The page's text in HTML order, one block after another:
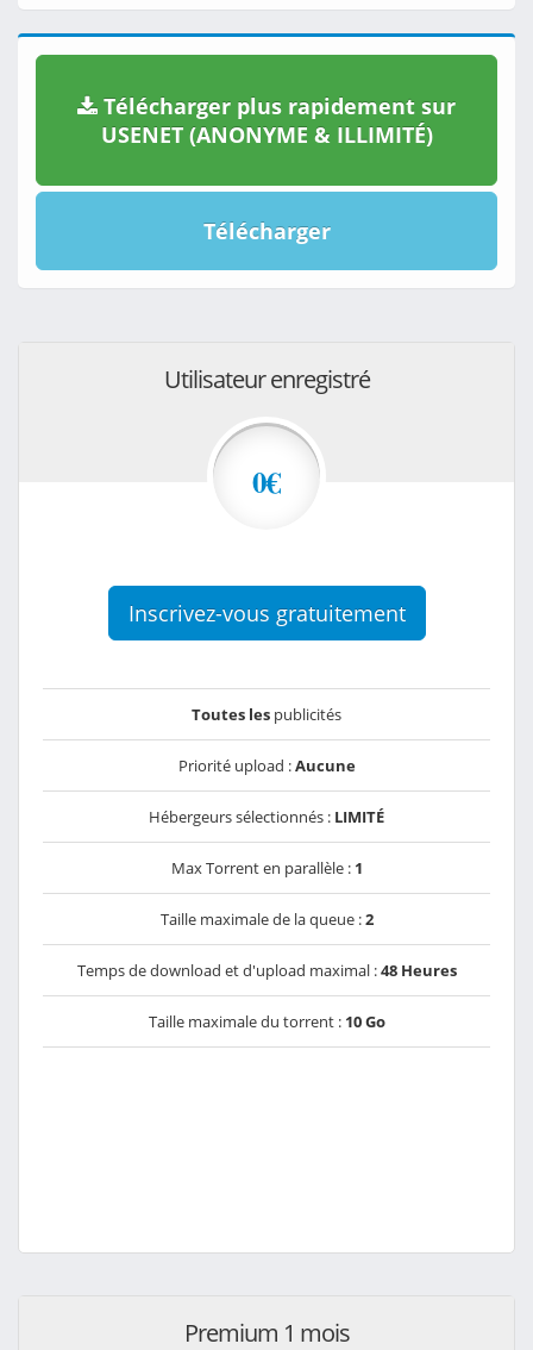
Télécharger plus rapidement sur
USENET (ANONYME & ILLIMITÉ)
Télécharger
Utilisateur enregistré
0€
Inscrivez-vous gratuitement
Toutes les publicités
Priorité upload :Aucune
Hébergeurs sélectionnés : LIMITÉ
Max Torrent en parallèle : 1
Taille maximale de la queue :2
Temps de download et d'upload maximal :48 Heures
Taille maximale du torrent : 10 Go
Premium 1 mois